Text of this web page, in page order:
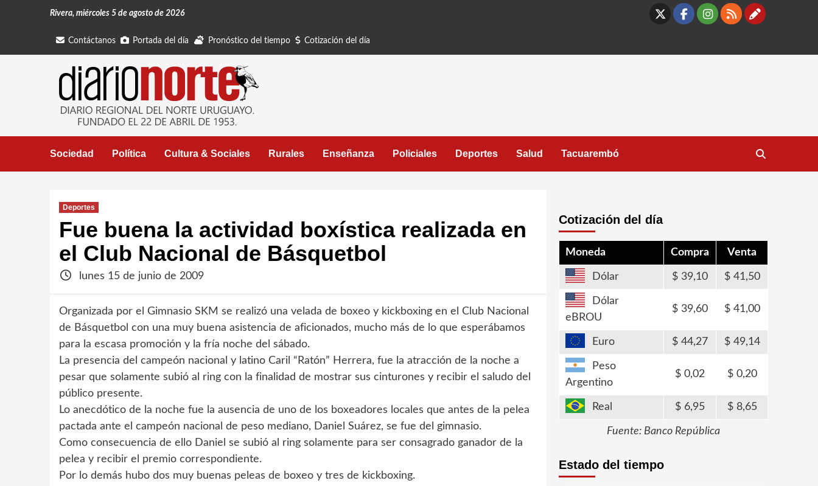
Rivera, miércoles 5 de agosto de 2026
Contáctanos Portada del día Pronóstico del tiempo Cotización del día
X Facebook
Instagram
RSS
Sociedad Política Cultura & Sociales Rurales Enseñanza Policiales Deportes Salud Tacuarembó
Deportes
Fue buena la actividad boxística realizada en
el Club Nacional de Básquetbol
lunes 15 de junio de 2009
Organizada por el Gimnasio SKM se realizó una velada de boxeo y kickboxing en el Club Nacional
de Básquetbol con una muy buena asistencia de aficionados, mucho más de lo que esperábamos
para la escasa promoción y la fría noche del sábado.
La presencia del campeón nacional y latino Caril “Ratón” Herrera, fue la atracción de la noche a
pesar que solamente subió al ring con la finalidad de mostrar sus cinturones y recibir el saludo del
público presente.
Lo anecdótico de la noche fue la ausencia de uno de los boxeadores locales que antes de la pelea
pactada ante el campeón nacional de peso mediano, Daniel Suárez, se fue del gimnasio.
Como consecuencia de ello Daniel se subió al ring solamente para ser consagrado ganador de la
pelea y recibir el premio correspondiente.
Por lo demás hubo dos muy buenas peleas de boxeo y tres de kickboxing.
Cotización del día
Moneda Compra Venta
Dólar 39,10 41,50
Dólar
eBROU
39,60 41,00
Euro 44,27 49,14
Peso
Argentino
0,02 0,20
Real 6,95 8,65
Fuente: Banco República
Estado del tiempo